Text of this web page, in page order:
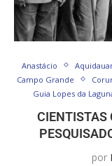
Anastácio
Campo Grande
Guia Lopes da
CIENTISTAS
por